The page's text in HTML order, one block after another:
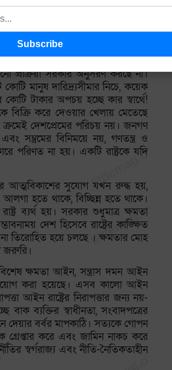
লঙ্ঘনের অভিযোগে অভিযুক্ত করে
বিরোধিতাকে সংবিধান বিরোধী
শাসনবহির্ভূত কাজে সম্পৃক্ত করে
অভ্যস্ত করে তুলছে। একটি রাষ্ট্র
ক্ষমতা বলে কাউকে পদানত করছে
প্রক্রিয়া সরকার অনুসরণ করছে না।
মানুষ দারিদ্র্যসীমার নিচে, কয়েক
টাকার অপচয় হচ্ছে কার স্বার্থে!
বিক্রি করে দেওয়ার খেলায় মেতেছে
দেশপ্রেমের পরিচয় নয়। জনগণ
সম্ভ্রমের বিনিময়ে নয়, গণতন্ত্র ও
পরিণত না হয়। একটি রাষ্ট্রকে যদি
আত্মবিকাশের সুযোগ যখন রুদ্ধ হয়,
আলগা হতে থাকে, বিচ্ছিন্ন হতে থাকে।
ব্যর্থ হয়। সরকার শুধুমাত্র ক্ষমতা
দেশ হিসেবে রাষ্ট্রের কাঙ্ক্ষিত
তিরোহিত হয়ে চলছে । ক্ষমতার মোহ
জরুরি।
ক্ষমতা আইন, সন্ত্রাস দমন আইন
করা হয়েছে। এসব কালো আইন
আইন রাষ্ট্রের নিরাপত্তার জন্য নয়-
ব্যক্তির স্বাধীনতা, সংবাদপত্রের
দেয়ার বর্বর মাপকাঠি। সত্যকে গোপন
গ্রেপ্তার করে এবং জামিন নাকচ করে
স্বর্গরাজ্য এবং নীতি-নৈতিকতাহীন